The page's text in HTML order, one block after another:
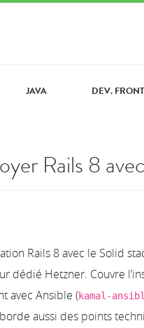
JAVA DEV. FRONT
Rails 8
Rails 8 avec le Solid
dédié Hetzner. Couvre
avec Ansible (kamal-
aussi des points